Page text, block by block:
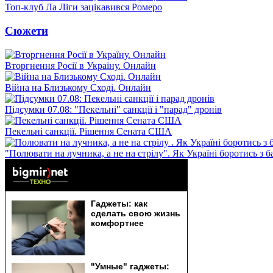
Топ-клуб Ла Ліги зацікавився Ромеро
Сюжети
Вторгнення Росії в Україну. Онлайн
Війна на Близькому Сході. Онлайн
Підсумки 07.08: "Пекельні" санкції і "парад" дронів
Пекельні санкції. Рішення Сената США
"Полювати на лучника, а не на стрілу". Як Україні боротись з